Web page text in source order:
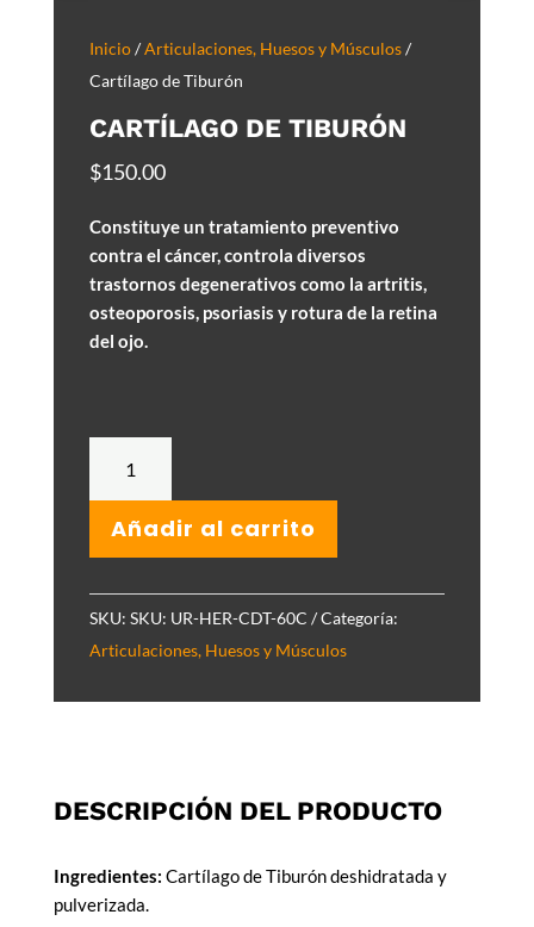
Inicio/Articulaciones, Huesos y Músculos/
Cartílago de Tiburón
CARTÍLAGO DE TIBURÓN
$150.00
Constituye un tratamiento preventivo
contra el cáncer, controla diversos
trastornos degenerativos como la artritis,
osteoporosis, psoriasis y rotura de la retina
del ojo.
Tiburón
Añadir al carrito
SKU: SKU: UR-HER-CDT-60C
Categoría:
Articulaciones, Huesos y Músculos
DESCRIPCIÓN DEL PRODUCTO
Ingredientes: Cartílago de Tiburón deshidratada y
pulverizada.